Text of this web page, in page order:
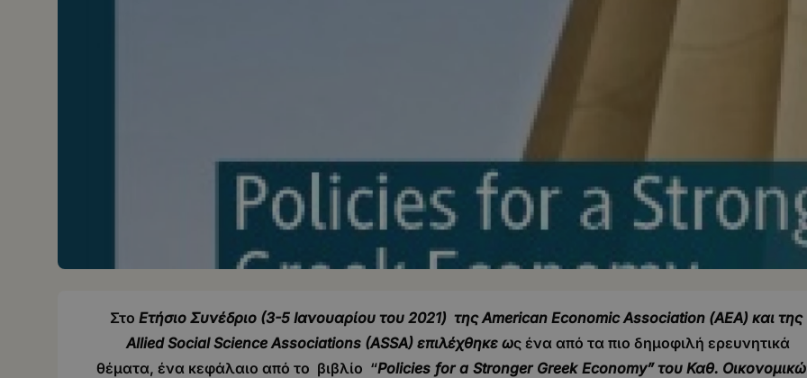
Στο Ετήσιο Συνέδριο (3-5 Ιανουαρίου του 2021) της American Economic Association (ΑΕΑ) και της
Allied Social Science Associations (ASSA) επιλέχθηκε ως ένα από τα πιο δημοφιλή ερευνητικά
θέματα, ένα κεφάλαιο από το βιβλίο “Policies for a Stronger Greek Economy”του Καθ.